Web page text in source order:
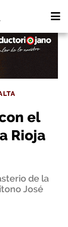
el
Rioja
de la
José